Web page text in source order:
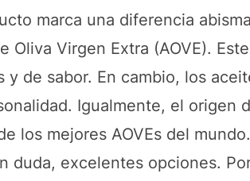
marca una diferencia
Oliva Virgen Extra (AOVE).
y de sabor. En cambio, los
Igualmente, el origen
los mejores AOVEs del
duda, excelentes opciones.